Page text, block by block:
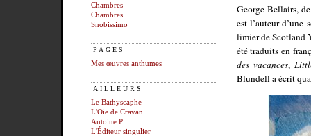
Chambres
Chambres
Snobissimo
PAGES
Mes œuvres anthumes
AILLEURS
Le Bathyscaphe
L'Oie de Cravan
Antoine P.
L'Éditeur singulier
George Bellairs,
est l’auteur d’une
limier de Scotland
été traduits en
des vacances,
Blundell a écrit